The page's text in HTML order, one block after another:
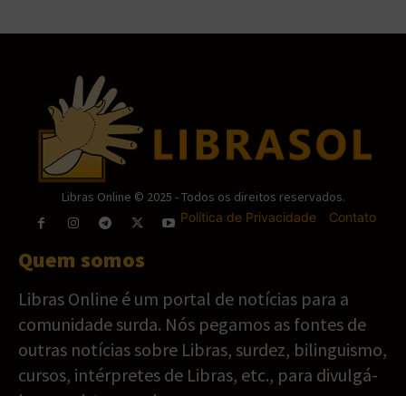
Libras Online © 2025 - Todos os direitos reservados.
Política de Privacidade- Contato
Quem somos
Libras Online é um portal de notícias para a
comunidade surda. Nós pegamos as fontes de
outras notícias sobre Libras, surdez, bilinguismo,
cursos, intérpretes de Libras, etc., para divulgá-